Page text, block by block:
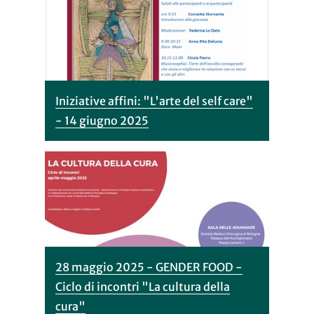
Iniziative affini: "L'arte del self care"
- 14 giugno 2025
28 maggio 2025 - GENDER FOOD -
Ciclo di incontri "La cultura della
cura"